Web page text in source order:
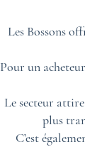
Les Bossons
Pour un
Le secteur
plus
C’est